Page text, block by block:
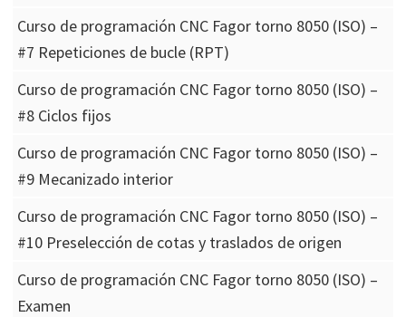
Curso de programación CNC Fagor torno 8050 (ISO) –
#7 Repeticiones de bucle (RPT)
Curso de programación CNC Fagor torno 8050 (ISO) –
#8 Ciclos fijos
Curso de programación CNC Fagor torno 8050 (ISO) –
#9 Mecanizado interior
Curso de programación CNC Fagor torno 8050 (ISO) –
#10 Preselección de cotas y traslados de origen
Curso de programación CNC Fagor torno 8050 (ISO) –
Examen